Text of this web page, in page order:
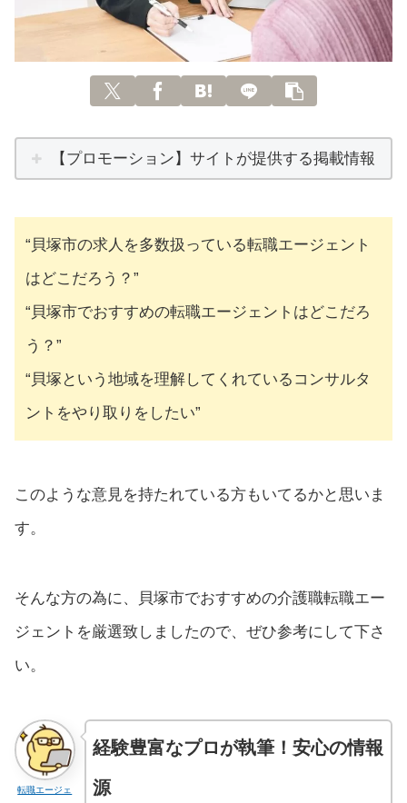
【プロモーション】サイトが提供する掲載情報
“貝塚市の求人を多数扱っている転職エージェント
はどこだろう？”
“貝塚市でおすすめの転職エージェントはどこだろ
う？”
“貝塚という地域を理解してくれているコンサルタ
ントをやり取りをしたい”
このような意見を持たれている方もいてるかと思いま
す。
そんな方の為に、貝塚市でおすすめの介護職転職エー
ジェントを厳選致しましたので、ぜひ参考にして下さ
い。
転職エージェ
経験豊富なプロが執筆！安心の情報
源